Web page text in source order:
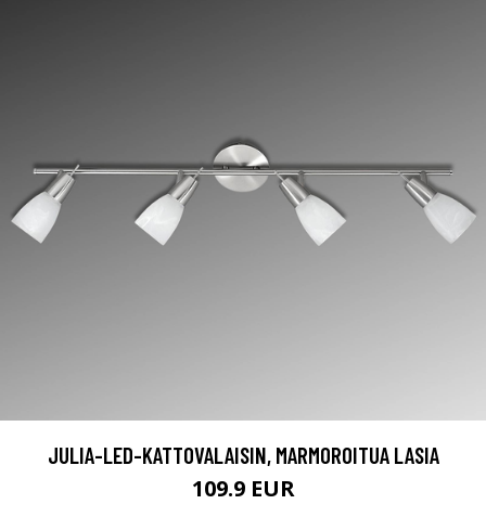
JULIA-LED-KATTOVALAISIN, MARMOROITUA LASIA
109.9 EUR